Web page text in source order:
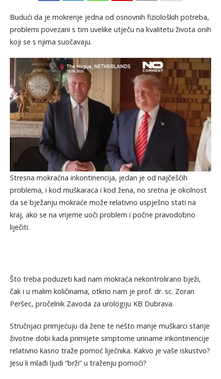
Budući da je mokrenje jedna od osnovnih fizioloških potreba,
problemi povezani s tim uvelike utječu na kvalitetu života onih
koji se s njima suočavaju.
Stresna mokraćna inkontinencija, jedan je od najčešćih
problema, i kod muškaraca i kod žena, no sretna je okolnost
da se bježanju mokraće može relativno uspješno stati na
kraj, ako se na vrijeme uoči problem i počne pravodobno
liječiti.
Što treba poduzeti kad nam mokraća nekontrolirano bježi,
čak i u malim količinama, otkrio nam je prof. dr. sc. Zoran
Peršec, pročelnik Zavoda za urologiju KB Dubrava.
Stručnjaci primjećuju da žene te nešto manje muškarci starije
životne dobi kada primijete simptome urinarne inkontinencije
relativno kasno traže pomoć liječnika. Kakvo je vaše iskustvo?
Jesu li mlađi ljudi “brži” u traženju pomoći?